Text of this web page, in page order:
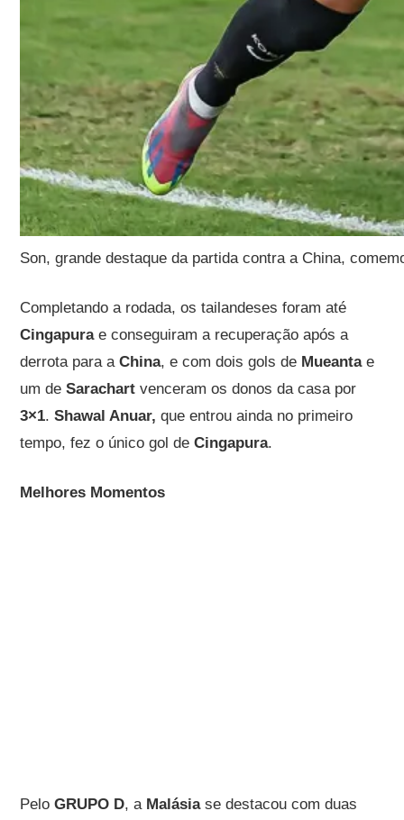
Son, grande destaque da partida contra a China,
Completando a rodada, os tailandeses foram até
Cingapurae conseguiram a recuperação após a
derrota para aChina, e com dois gols de Mueantae
um deSarachartvenceram os donos da casa por
3×1.Shawal Anuar,que entrou ainda no primeiro
tempo, fez o único gol deCingapura.
Melhores Momentos
PeloGRUPO D, a Malásiase destacou com duas